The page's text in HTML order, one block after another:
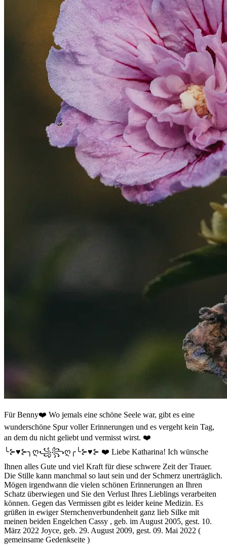
Für Benny❤️ Wo jemals eine schöne Seele war, gibt es eine
wunderschöne Spur voller Erinnerungen und es vergeht kein Tag,
an dem du nicht geliebt und vermisst wirst. ❤️
╰⊱♥⊱╮ღ꧁꧂ღ╭╰⊱♥⊱ ❤️ Liebe Katharina! Ich wünsche
Ihnen alles Gute und viel Kraft für diese schwere Zeit der Trauer.
Die Stille kann manchmal so laut sein und der Schmerz unerträglich.
Mögen irgendwann die vielen schönen Erinnerungen an Ihren
Schatz überwiegen und Sie den Verlust Ihres Lieblings verarbeiten
können. Gegen das Vermissen gibt es leider keine Medizin. Es
grüßen in ewiger Sternchenverbundenheit ganz lieb Silke mit
meinen beiden Engelchen Cassy , geb. im August 2005, gest. 10.
März 2022 Joyce, geb. 29. August 2009, gest. 09. Mai 2022 (
gemeinsame Gedenkseite )